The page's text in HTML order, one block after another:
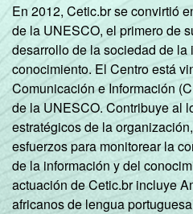
En 2012, Cetic.br se convirtió
de la UNESCO, el primero de
desarrollo de la sociedad de la
conocimiento. El Centro está
Comunicación e Información
de la UNESCO. Contribuye al
estratégicos de la
esfuerzos para monitorear la
de la información y del
actuación de Cetic.br incluye
africanos de lengua